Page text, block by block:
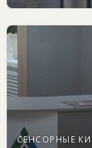
СЕНСОРНЫЕ